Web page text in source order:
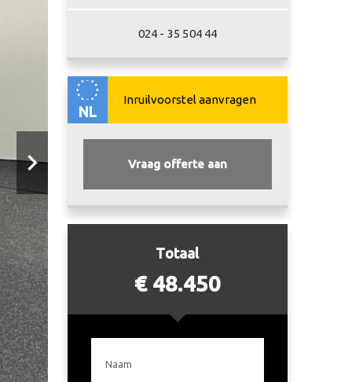
024 - 35 504 44
NL
Vraag offerte aan
Totaal
€ 48.450